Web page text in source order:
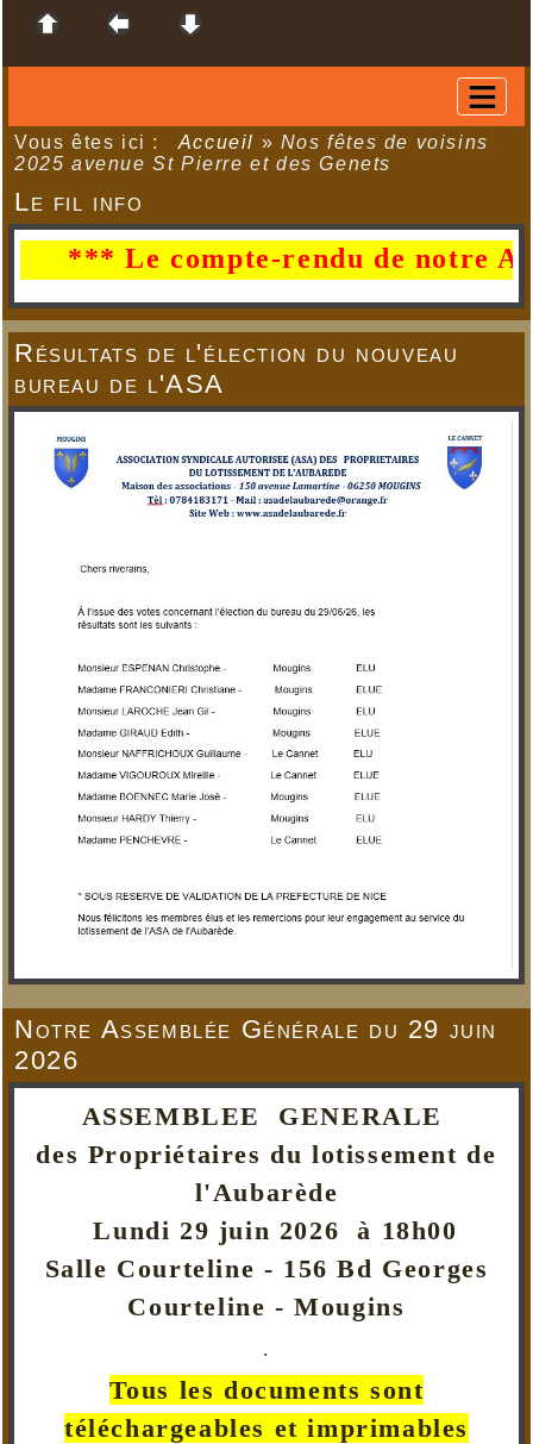
Vous êtes ici : Accueil » Nos fêtes de voisins
2025 avenue St Pierre et des Genets
Le fil info
*** Le compte-rendu de notre AG
Résultats de l'élection du nouveau
bureau de l'ASA
Notre Assemblée Générale du 29 juin
2026
ASSEMBLEE GENERALE
des Propriétaires du lotissement de
l'Aubarède
Lundi 29 juin 2026 à 18h00
Salle Courteline - 156 Bd Georges
Courteline - Mougins
.
Tous les documents sont
téléchargeables et imprimables